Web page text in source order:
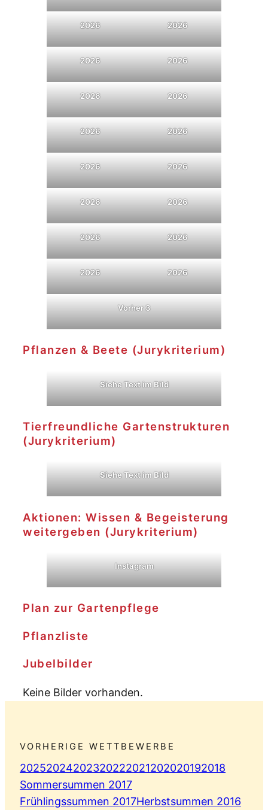
2026 2026
2026 2026
2026 2026
2026 2026
2026 2026
2026 2026
2026 2026
2026 2026
Vorher 3
Pflanzen & Beete (Jurykriterium)
Siehe Text im Bild
Tierfreundliche Gartenstrukturen
(Jurykriterium)
Siehe Text im Bild
Aktionen: Wissen & Begeisterung
weitergeben (Jurykriterium)
Instagram
Plan zur Gartenpflege
Pflanzliste
Jubelbilder
Keine Bilder vorhanden.
VORHERIGE WETTBEWERBE
20252024202320222021202020192018
Sommersummen 2017
Frühlingssummen 2017Herbstsummen 2016